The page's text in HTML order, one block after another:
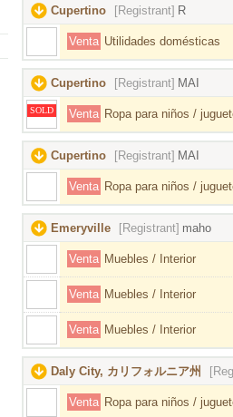
Cupertino [Registrant] R
Venta Utilidades domésticas
Cupertino [Registrant] MAI
SOLD Venta Ropa para niños /
Cupertino [Registrant] MAI
Venta Ropa para niños /
Emeryville [Registrant] maho
Venta Muebles / Interior
Venta Muebles / Interior
Venta Muebles / Interior
Daly City, カリフォルニア州
Venta Ropa para niños /